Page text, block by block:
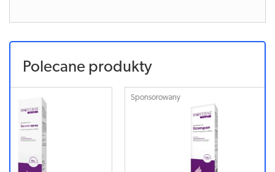
Polecane produkty